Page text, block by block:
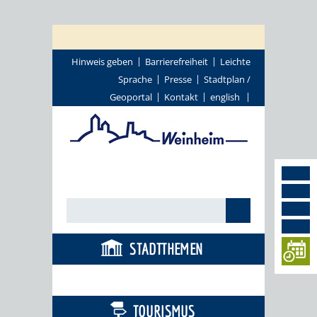
Hinweis geben Barrierefreiheit
Leichte
Sprache
Presse
Stadtplan /
Geoportal
Kontakt english
STADTTHEMEN
TOURISMUS